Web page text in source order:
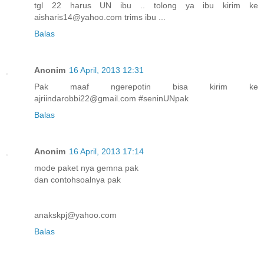
tgl 22 harus UN ibu .. tolong ya ibu kirim ke
aisharis14@yahoo.com trims ibu ...
Balas
Anonim 16 April, 2013 12:31
Pak maaf ngerepotin bisa kirim ke
ajriindarobbi22@gmail.com #seninUNpak
Balas
Anonim 16 April, 2013 17:14
mode paket nya gemna pak
dan contohsoalnya pak
anakskpj@yahoo.com
Balas